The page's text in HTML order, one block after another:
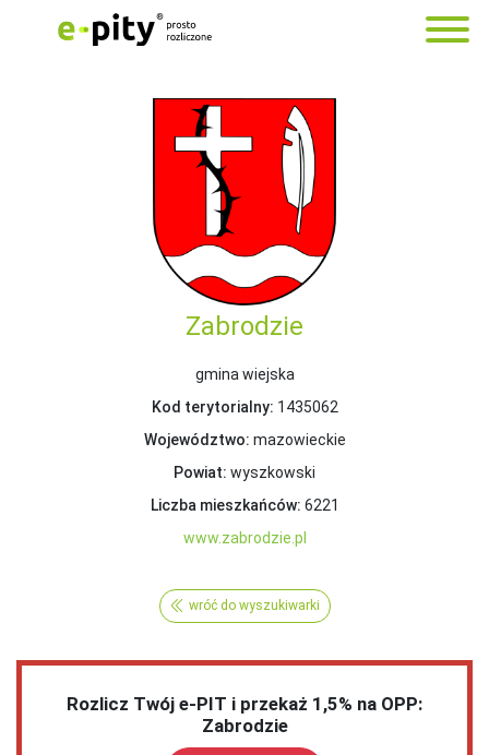
Zabrodzie
gmina wiejska
Kod terytorialny: 1435062
Województwo: mazowieckie
Powiat: wyszkowski
Liczba mieszkańców: 6221
www.zabrodzie.pl
wróć do wyszukiwarki
Rozlicz Twój e-PIT i przekaż 1,5% na OPP:
Zabrodzie